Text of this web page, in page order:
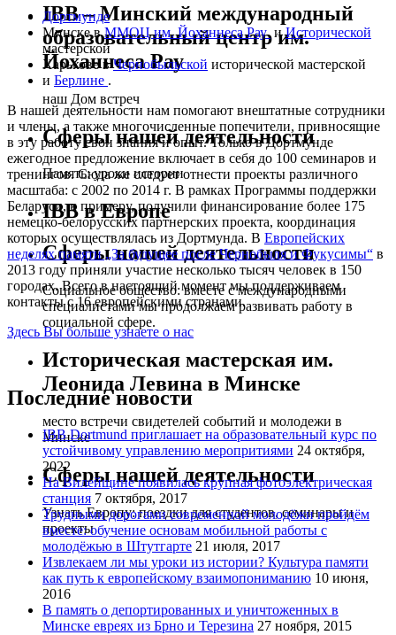
IBB – Минский международный
образовательный центр им.
Йоханнеса Рау
наш Дом встреч
Сферы нашей деятельности
Память: уроки истории
IBB в Европе
Сферы нашей деятельности
Социальное общество: вместе с международными
специалистами мы продолжаем развивать работу в
социальной сфере.
Историческая мастерская им.
Леонида Левина в Минске
место встречи свидетелей событий и молодежи в
Минске
Сферы нашей деятельности
Узнать Европу: поездки для студентов, семинары и
проекты
Дортмунде
Минске вММОЦ им. Йоханнеса РауиИсторической
мастерской
Харькове вЧернобыльской исторической мастерской
и Берлине .
В нашей деятельности нам помогают внештатные сотрудники
и члены, а также многочисленные попечители, привносящие
в эту работу свои знания и опыт. Только в Дортмунде
ежегодное предложение включает в себя до 100 семинаров и
тренингов. Сюда же следует отнести проекты различного
масштаба: с 2002 по 2014 г. В рамках Программы поддержки
Беларуси, к примеру, получили финансирование более 175
немецко-белорусских партнерских проекта, координация
которых осуществлялась из Дортмунда. В Европейских
неделях памяти „За будущее после Чернобыля и Фукусимы“ в
2013 году приняли участие несколько тысяч человек в 150
городах. Всего в настоящий момент мы поддерживаем
контакты с 16 европейскими странами.
Здесь Вы больше узнаете о нас
Последние новости
IBB Dortmund приглашает на образовательный курс по
устойчивому управлению меропритиями 24 октября,
2022
На Вилейщине появилась крупная фотоэлектрическая
станция 7 октября, 2017
Трудными дорогами современной молодёжи пройдём
вместе: обучение основам мобильной работы с
молодёжью в Штутгарте 21 июля, 2017
Извлекаем ли мы уроки из истории? Культура памяти
как путь к европейскому взаимопониманию 10 июня,
2016
В память о депортированных и уничтоженных в
Минске евреях из Брно и Терезина 27 ноября, 2015